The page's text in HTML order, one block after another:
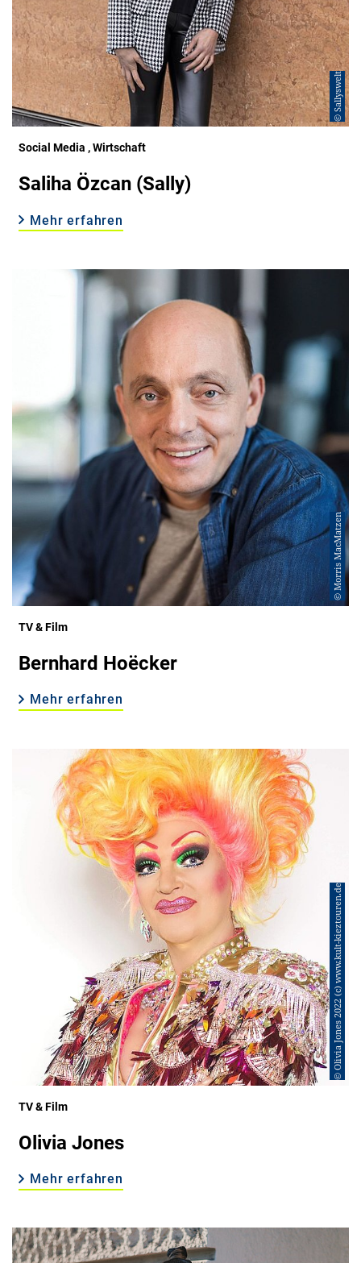
© Sallyswelt
Social Media , Wirtschaft
Saliha Özcan (Sally)
Mehr erfahren
© Morris MacMatzen
TV & Film
Bernhard Hoëcker
Mehr erfahren
© Olivia Jones 2022 (c) www.kult-kieztouren.de
TV & Film
Olivia Jones
Mehr erfahren